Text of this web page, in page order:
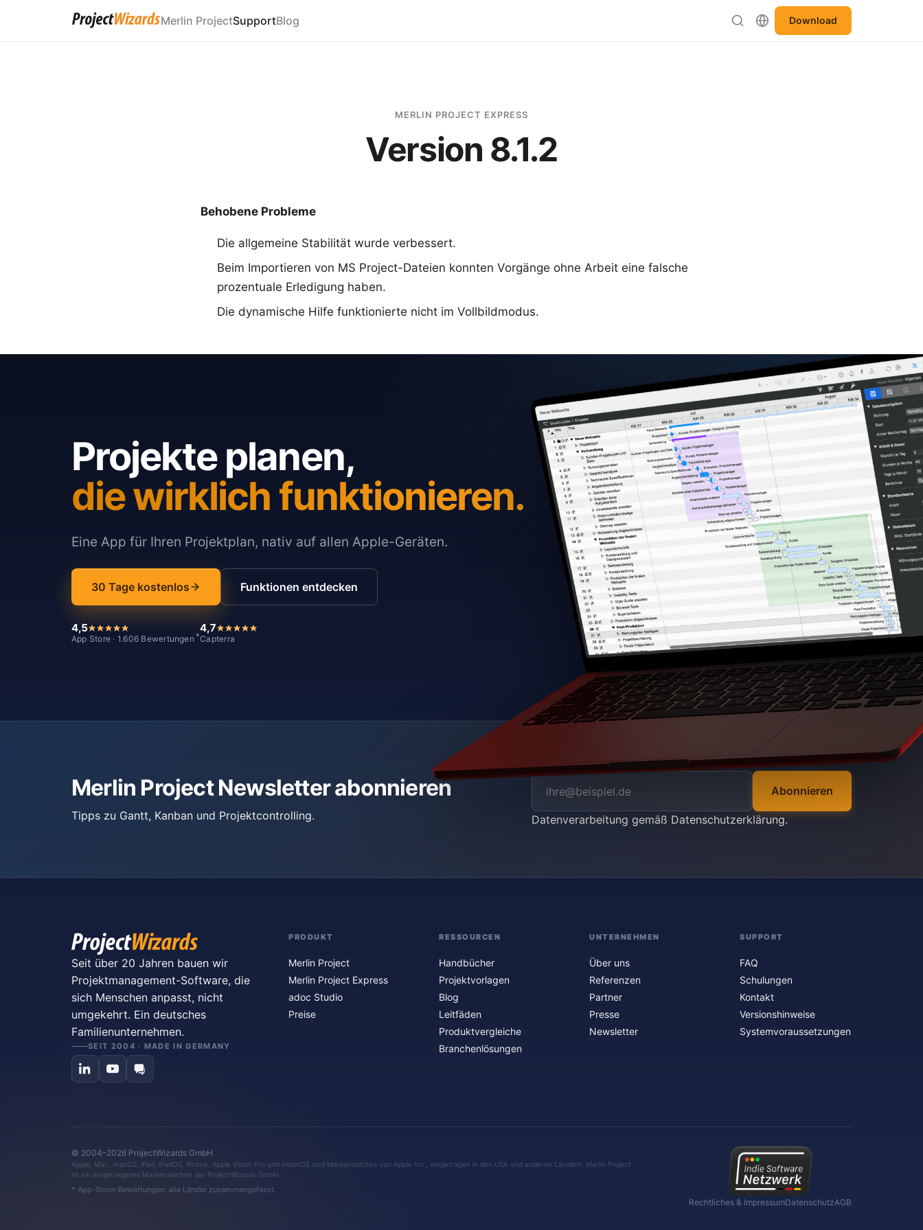
Merlin ProjectSupportBlog Download
MERLIN PROJECT EXPRESS
Version 8.1.2
Behobene Probleme
Die allgemeine Stabilität wurde verbessert.
Beim Importieren von MS Project-Dateien konnten Vorgänge ohne Arbeit eine falsche
prozentuale Erledigung haben.
Die dynamische Hilfe funktionierte nicht im Vollbildmodus.
Projekte planen,
die wirklich funktionieren.
Eine App für Ihren Projektplan, nativ auf allen Apple-Geräten.
30 Tage kostenlos Funktionen entdecken
4,5
App Store · 1.606 Bewertungen *
4,7
Capterra
Merlin Project Newsletter abonnieren
Tipps zu Gantt, Kanban und Projektcontrolling.
Abonnieren
Datenverarbeitung gemäß Datenschutzerklärung.
Seit über 20 Jahren bauen wir
Projektmanagement-Software, die
sich Menschen anpasst, nicht
umgekehrt. Ein deutsches
Familienunternehmen.
SEIT 2004 · MADE IN GERMANY
PRODUKT
Merlin Project
Merlin Project Express
adoc Studio
Preise
RESSOURCEN
Handbücher
Projektvorlagen
Blog
Leitfäden
Produktvergleiche
Branchenlösungen
UNTERNEHMEN
Über uns
Referenzen
Partner
Presse
Newsletter
SUPPORT
FAQ
Schulungen
Kontakt
Versionshinweise
Systemvoraussetzungen
© 2004–2026 ProjectWizards GmbH
Apple, Mac, macOS, iPad, iPadOS, iPhone, Apple Vision Pro und visionOS sind Markenzeichen von Apple Inc., eingetragen in den USA und anderen Ländern. Merlin Project
ist ein eingetragenes Markenzeichen der ProjectWizards GmbH.
* App-Store-Bewertungen: alle Länder zusammengefasst.
Rechtliches & ImpressumDatenschutzAGB